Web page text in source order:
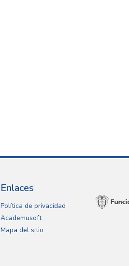
Enlaces
Política de privacidad
Academusoft
Mapa del sitio